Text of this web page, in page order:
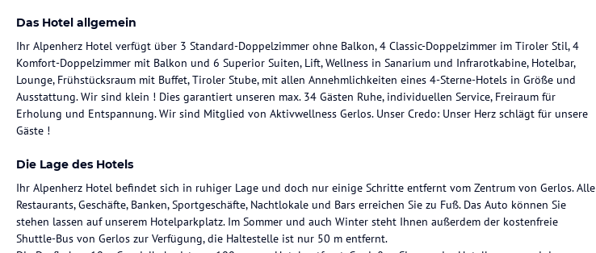
Das Hotel allgemein
Ihr Alpenherz Hotel verfügt über 3 Standard-Doppelzimmer ohne Balkon, 4 Classic-Doppelzimmer im Tiroler Stil, 4
Komfort-Doppelzimmer mit Balkon und 6 Superior Suiten, Lift, Wellness in Sanarium und Infrarotkabine, Hotelbar,
Lounge, Frühstücksraum mit Buffet, Tiroler Stube, mit allen Annehmlichkeiten eines 4-Sterne-Hotels in Größe und
Ausstattung. Wir sind klein ! Dies garantiert unseren max. 34 Gästen Ruhe, individuellen Service, Freiraum für
Erholung und Entspannung. Wir sind Mitglied von Aktivwellness Gerlos. Unser Credo: Unser Herz schlägt für unsere
Gäste !
Die Lage des Hotels
Ihr Alpenherz Hotel befindet sich in ruhiger Lage und doch nur einige Schritte entfernt vom Zentrum von Gerlos. Alle
Restaurants, Geschäfte, Banken, Sportgeschäfte, Nachtlokale und Bars erreichen Sie zu Fuß. Das Auto können Sie
stehen lassen auf unserem Hotelparkplatz. Im Sommer und auch Winter steht Ihnen außerdem der kostenfreie
Shuttle-Bus von Gerlos zur Verfügung, die Haltestelle ist nur 50 m entfernt.